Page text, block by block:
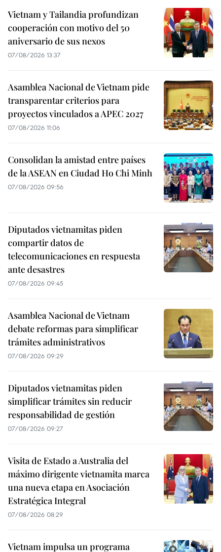
Vietnam y Tailandia profundizan
cooperación con motivo del 50
aniversario de sus nexos
07/08/2026 13:37
Asamblea Nacional de Vietnam pide
transparentar criterios para
proyectos vinculados a APEC 2027
07/08/2026 11:06
Consolidan la amistad entre países
de la ASEAN en Ciudad Ho Chi Minh
07/08/2026 09:56
Diputados vietnamitas piden
compartir datos de
telecomunicaciones en respuesta
ante desastres
07/08/2026 09:45
Asamblea Nacional de Vietnam
debate reformas para simplificar
trámites administrativos
07/08/2026 09:29
Diputados vietnamitas piden
simplificar trámites sin reducir
responsabilidad de gestión
07/08/2026 09:27
Visita de Estado a Australia del
máximo dirigente vietnamita marca
una nueva etapa en Asociación
Estratégica Integral
07/08/2026 08:29
Vietnam impulsa un programa